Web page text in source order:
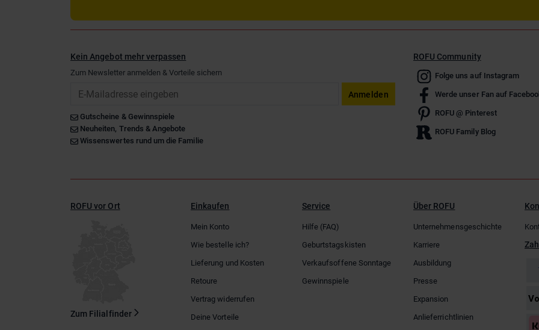
Kein Angebot mehr verpassen
Zum Newsletter anmelden & Vorteile sichern
Anmelden
Gutscheine & Gewinnspiele
Neuheiten, Trends & Angebote
Wissenswertes rund um die Familie
ROFU Community
Folge uns auf Instagram
Werde unser Fan auf
ROFU @ Pinterest
ROFU Family Blog
ROFU vor Ort
Zum Filialfinder
Einkaufen
Mein Konto
Wie bestelle ich?
Lieferung und Kosten
Retoure
Vertrag widerrufen
Deine Vorteile
Service
Hilfe (FAQ)
Geburtstagskisten
Verkaufsoffene Sonntage
Gewinnspiele
Über ROFU
Unternehmensgeschichte
Karriere
Ausbildung
Presse
Expansion
Anlieferrichtlinien